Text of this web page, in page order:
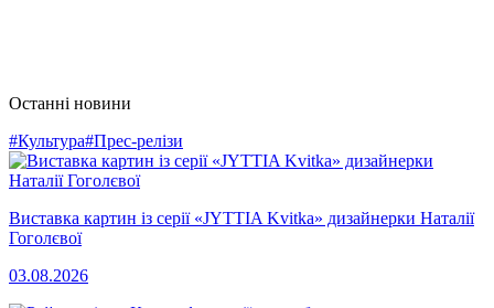
Останні новини
#Культура#Прес-релізи
Виставка картин із серії «JYTTIA Kvitka» дизайнерки Наталії
Гоголєвої
03.08.2026